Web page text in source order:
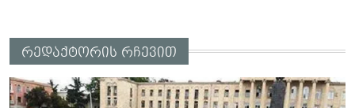
რედაქტორის რჩევით